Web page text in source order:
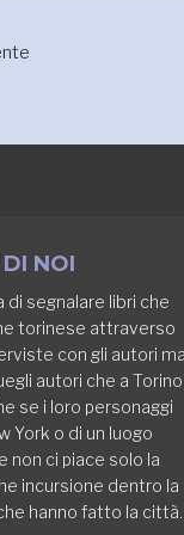
NOI
di segnalare libri che
torinese attraverso
con gli autori ma
autori che a Torino
se i loro personaggi
York o di un luogo
non ci piace solo la
incursione dentro la
hanno fatto la città.